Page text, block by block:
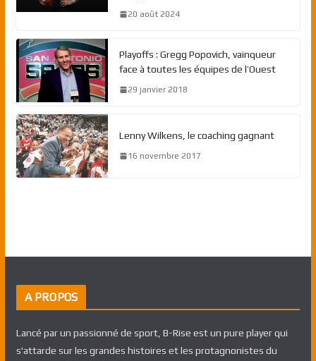
20 août 2024
Playoffs : Gregg Popovich, vainqueur
face à toutes les équipes de l’Ouest
29 janvier 2018
Lenny Wilkens, le coaching gagnant
16 novembre 2017
A PROPOS
Lancé par un passionné de sport, B-Rise est un pure player qui
s'attarde sur les grandes histoires et les protagnonistes du